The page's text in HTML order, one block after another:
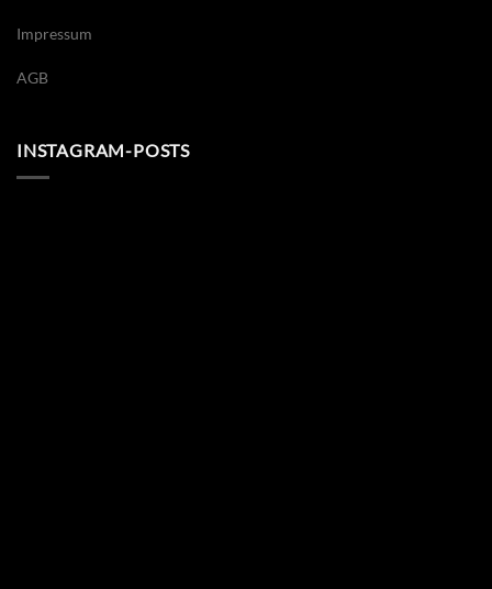
Impressum
AGB
INSTAGRAM-POSTS